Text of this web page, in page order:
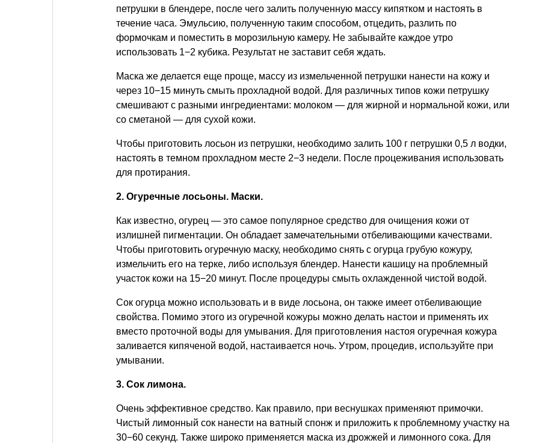
петрушки в блендере, после чего залить полученную массу кипятком и настоять в
течение часа. Эмульсию, полученную таким способом, отцедить, разлить по
формочкам и поместить в морозильную камеру. Не забывайте каждое утро
использовать 1−2 кубика. Результат не заставит себя ждать.
Маска же делается еще проще, массу из измельченной петрушки нанести на кожу и
через 10−15 минуть смыть прохладной водой. Для различных типов кожи петрушку
смешивают с разными ингредиентами: молоком — для жирной и нормальной кожи, или
со сметаной — для сухой кожи.
Чтобы приготовить лосьон из петрушки, необходимо залить 100 г петрушки 0,5 л водки,
настоять в темном прохладном месте 2−3 недели. После процеживания использовать
для протирания.
2. Огуречные лосьоны. Маски.
Как известно, огурец — это самое популярное средство для очищения кожи от
излишней пигментации. Он обладает замечательными отбеливающими качествами.
Чтобы приготовить огуречную маску, необходимо снять с огурца грубую кожуру,
измельчить его на терке, либо используя блендер. Нанести кашицу на проблемный
участок кожи на 15−20 минут. После процедуры смыть охлажденной чистой водой.
Сок огурца можно использовать и в виде лосьона, он также имеет отбеливающие
свойства. Помимо этого из огуречной кожуры можно делать настои и применять их
вместо проточной воды для умывания. Для приготовления настоя огуречная кожура
заливается кипяченой водой, настаивается ночь. Утром, процедив, используйте при
умывании.
3. Сок лимона.
Очень эффективное средство. Как правило, при веснушках применяют примочки.
Чистый лимонный сок нанести на ватный спонж и приложить к проблемному участку на
30−60 секунд. Также широко применяется маска из дрожжей и лимонного сока. Для